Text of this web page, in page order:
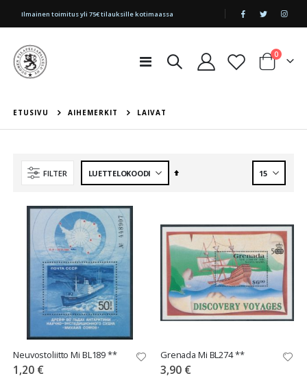
|
Ilmainen toimitus yli 75€ tilauksille kotimaassa
Toggle
Cart
0tuotetta
ETUSIVU AIHEMERKIT LAIVAT
FILTER
Aseta
Neuvostoliitto Mi BL189 **
1,20 €
Grenada Mi BL274 **
3,90 €